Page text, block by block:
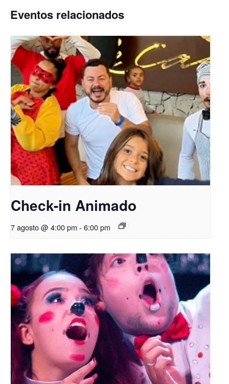
Eventos relacionados
Check-in Animado
7 agosto @ 4:00 pm - 6:00 pm